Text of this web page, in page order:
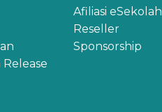
Afiliasi eSekolah
Reseller
Sponsorship